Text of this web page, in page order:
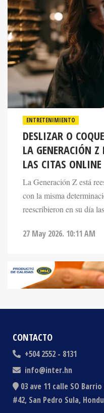
ENTRETENIMIENTO
DESLIZAR O
LA GENERACIÓN Z
LAS CITAS ONLINE
La Generación Z está
con la misma
reescribieron en su día
CONTACTO
+504 2552 - 8131
info@inter.hn
03 ave 11 calle SO
#42, San Pedro Sula,